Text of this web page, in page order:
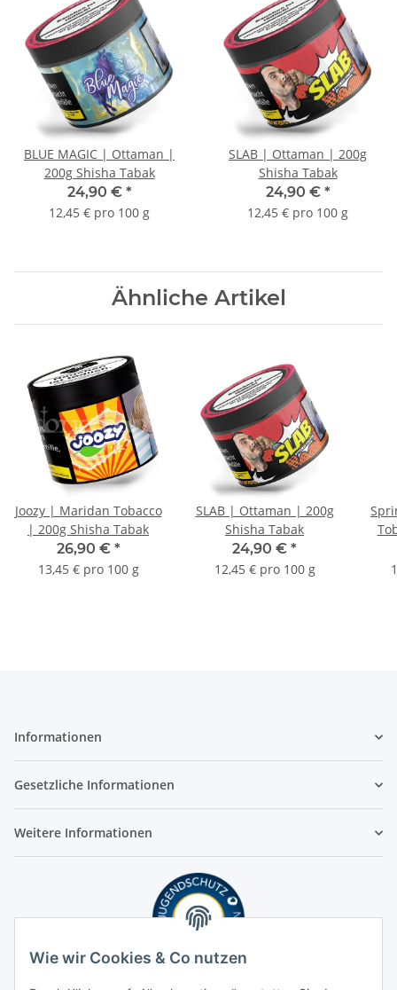
BLUE MAGIC | Ottaman |
200g Shisha Tabak
24,90 € *
12,45 € pro 100 g
SLAB | Ottaman | 200g
Shisha Tabak
24,90 € *
12,45 € pro 100 g
Ähnliche Artikel
Joozy | Maridan Tobacco
| 200g Shisha Tabak
26,90 € *
13,45 € pro 100 g
SLAB | Ottaman | 200g
Shisha Tabak
24,90 € *
12,45 € pro 100 g
Informationen
Gesetzliche Informationen
Weitere Informationen
Wie wir Cookies & Co nutzen